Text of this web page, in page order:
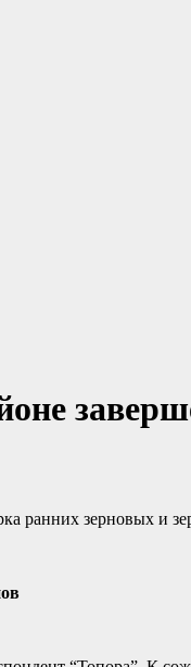
ранних зерновых и